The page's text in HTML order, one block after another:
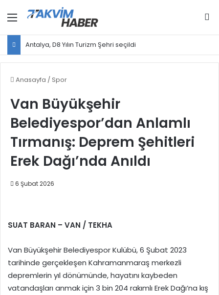
Menü
Antalya, D8 Yılın Turizm Şehri seçildi
Anasayfa / Spor
Van Büyükşehir
Belediyespor’dan Anlamlı
Tırmanış: Deprem Şehitleri
Erek Dağı’nda Anıldı
6 Şubat 2026
SUAT BARAN – VAN / TEKHA
Van Büyükşehir Belediyespor Kulübü, 6 Şubat 2023
tarihinde gerçekleşen Kahramanmaraş merkezli
depremlerin yıl dönümünde, hayatını kaybeden
vatandaşları anmak için 3 bin 204 rakımlı Erek Dağı’na kış